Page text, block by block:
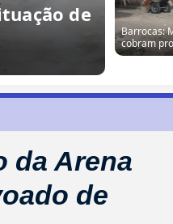
de
Barrocas:
cobram
da Arena
de